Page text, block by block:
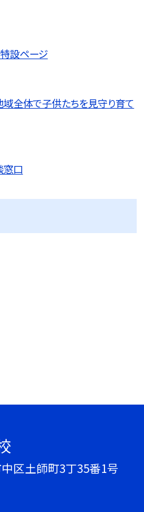
設ページ
全体で子供たちを見守り育て
窓口
区土師町3丁35番1号